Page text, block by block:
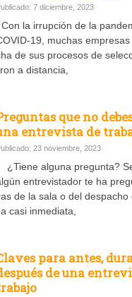
7 diciembre, 2023
Con la irrupción de la
19, muchas
de sus procesos de
a distancia,
que no
entrevista de
23 noviembre, 2023
¿Tiene alguna pregunta?
entrevistador te ha
de la sala o del despacho
casi inmediata,
para antes,
de una